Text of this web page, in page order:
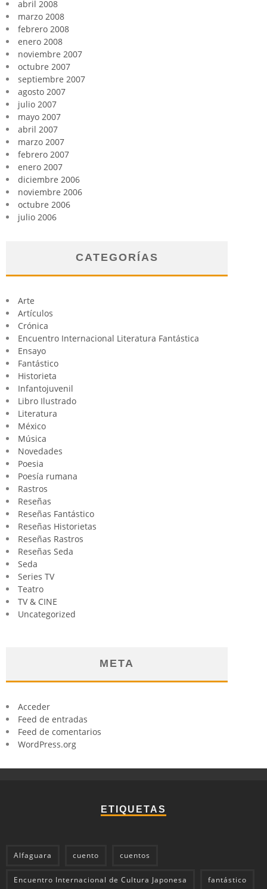
abril 2008
marzo 2008
febrero 2008
enero 2008
noviembre 2007
octubre 2007
septiembre 2007
agosto 2007
julio 2007
mayo 2007
abril 2007
marzo 2007
febrero 2007
enero 2007
diciembre 2006
noviembre 2006
octubre 2006
julio 2006
CATEGORÍAS
Arte
Artículos
Crónica
Encuentro Internacional Literatura Fantástica
Ensayo
Fantástico
Historieta
Infantojuvenil
Libro Ilustrado
Literatura
México
Música
Novedades
Poesia
Poesía rumana
Rastros
Reseñas
Reseñas Fantástico
Reseñas Historietas
Reseñas Rastros
Reseñas Seda
Seda
Series TV
Teatro
TV & CINE
Uncategorized
META
Acceder
Feed de entradas
Feed de comentarios
WordPress.org
ETIQUETAS
Alfaguara cuento cuentos
Encuentro Internacional de Cultura Japonesa fantástico